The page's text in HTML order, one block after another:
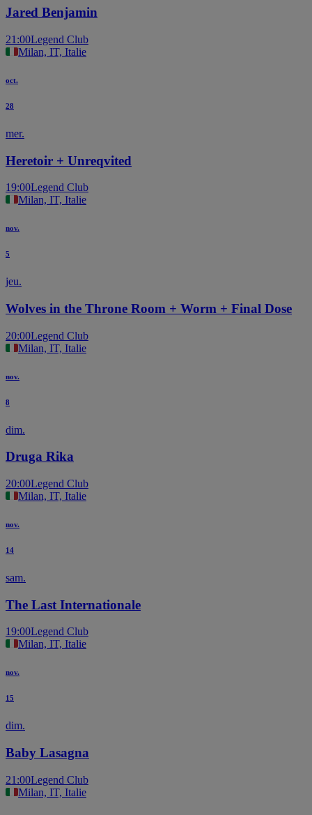
Jared Benjamin
21:00Legend Club
Milan, IT, Italie
oct.
28
mer.
Heretoir + Unreqvited
19:00Legend Club
Milan, IT, Italie
nov.
5
jeu.
Wolves in the Throne Room + Worm + Final Dose
20:00Legend Club
Milan, IT, Italie
nov.
8
dim.
Druga Rika
20:00Legend Club
Milan, IT, Italie
nov.
14
sam.
The Last Internationale
19:00Legend Club
Milan, IT, Italie
nov.
15
dim.
Baby Lasagna
21:00Legend Club
Milan, IT, Italie